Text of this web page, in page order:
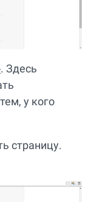
. Здесь
у кого
страницу.